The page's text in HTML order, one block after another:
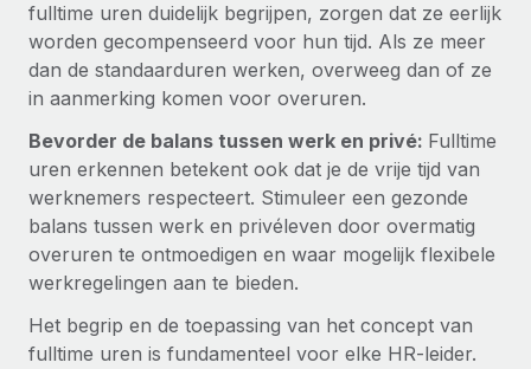
fulltime uren duidelijk begrijpen, zorgen dat ze eerlijk
worden gecompenseerd voor hun tijd. Als ze meer
dan de standaarduren werken, overweeg dan of ze
in aanmerking komen voor overuren.
Bevorder de balans tussen werk en privé: Fulltime
uren erkennen betekent ook dat je de vrije tijd van
werknemers respecteert. Stimuleer een gezonde
balans tussen werk en privéleven door overmatig
overuren te ontmoedigen en waar mogelijk flexibele
werkregelingen aan te bieden.
Het begrip en de toepassing van het concept van
fulltime uren is fundamenteel voor elke HR-leider.